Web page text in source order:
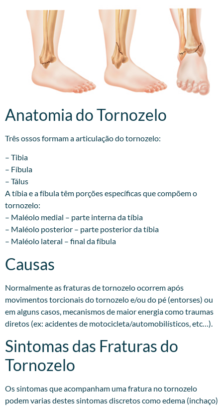
Anatomia do Tornozelo
Três ossos formam a articulação do tornozelo:
– Tibia
– Fíbula
– Tálus
A tíbia e a fíbula têm porções específicas que compõem o
tornozelo:
– Maléolo medial – parte interna da tíbia
– Maléolo posterior – parte posterior da tíbia
– Maléolo lateral – final da fíbula
Causas
Normalmente as fraturas de tornozelo ocorrem após
movimentos torcionais do tornozelo e/ou do pé (entorses) ou
em alguns casos, mecanismos de maior energia como traumas
diretos (ex: acidentes de motocicleta/automobilísticos, etc…).
Sintomas das Fraturas do
Tornozelo
Os sintomas que acompanham uma fratura no tornozelo
podem varias destes sintomas discretos como edema (inchaço)